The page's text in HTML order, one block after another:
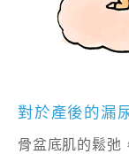
對於產後的漏
骨盆底肌的鬆弛